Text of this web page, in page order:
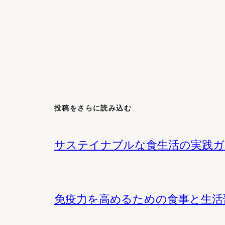
投稿をさらに読み込む
サステイナブルな食生活の実践
免疫力を高めるための食事と生